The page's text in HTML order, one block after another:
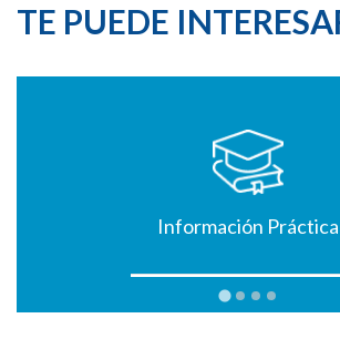
TE PUEDE
Información Práctica